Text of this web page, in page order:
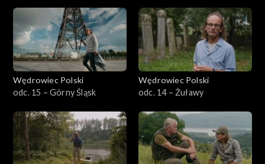
Wędrowiec Polski
odc. 15 – Górny Śląsk
Wędrowiec Polski
odc. 14 – Żuławy